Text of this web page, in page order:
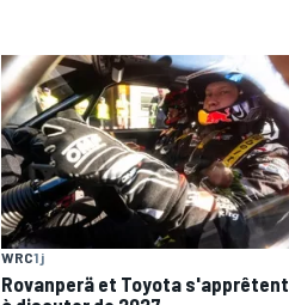
WRC1 j
Rovanperä et Toyota s'apprêtent